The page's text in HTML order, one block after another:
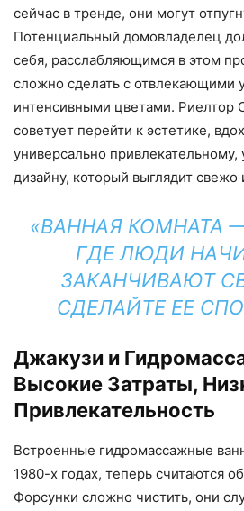
сейчас в тренде, они могут
Потенциальный домовладелец
себя, расслабляющимся в этом
сложно сделать с отвлекающими
интенсивными цветами. Риелтор
советует перейти к эстетике,
универсально
дизайну, который выглядит свежо
«ВАННАЯ КОМНАТА
ГДЕ ЛЮДИ
ЗАКАНЧИВАЮТ
СДЕЛАЙТЕ ЕЕ
Джакузи и
Высокие Затраты,
Привлекательность
Встроенные гидромассажные
1980-х годах, теперь считаются
Форсунки сложно чистить, они